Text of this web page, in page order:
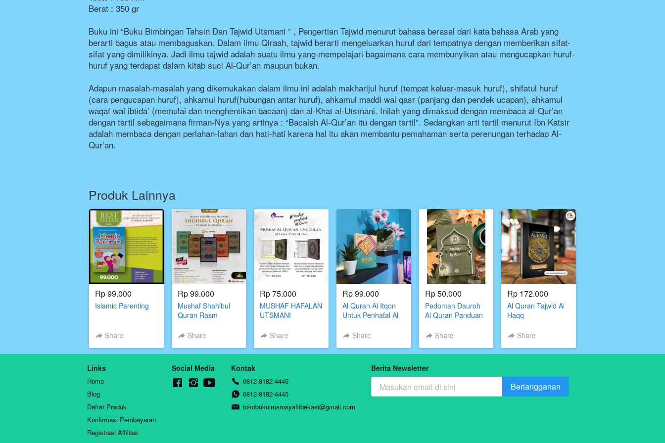
Berat : 350 gr
Buku ini “Buku Bimbingan Tahsin Dan Tajwid Utsmani ” , Pengertian Tajwid menurut bahasa berasal dari kata bahasa Arab yang
berarti bagus atau membaguskan. Dalam ilmu Qiraah, tajwid berarti mengeluarkan huruf dari tempatnya dengan memberikan sifat-
sifat yang dimilikinya. Jadi ilmu tajwid adalah suatu ilmu yang mempelajari bagaimana cara membunyikan atau mengucapkan huruf-
huruf yang terdapat dalam kitab suci Al-Qur’an maupun bukan.
Adapun masalah-masalah yang dikemukakan dalam ilmu ini adalah makharijul huruf (tempat keluar-masuk huruf), shifatul huruf
(cara pengucapan huruf), ahkamul huruf(hubungan antar huruf), ahkamul maddi wal qasr (panjang dan pendek ucapan), ahkamul
waqaf wal ibtida’ (memulai dan menghentikan bacaan) dan al-Khat al-Utsmani. Inilah yang dimaksud dengan membaca al-Qur’an
dengan tartil sebagaimana firman-Nya yang artinya : “Bacalah Al-Qur’an itu dengan tartil”. Sedangkan arti tartil menurut Ibn Katsir
adalah membaca dengan perlahan-lahan dan hati-hati karena hal itu akan membantu pemahaman serta perenungan terhadap Al-
Qur’an.
Produk Lainnya
Rp 99.000
Islamic Parenting
Share
Rp 99.000
Mushaf Shahibul
Quran Rasm
Share
Rp 75.000
MUSHAF HAFALAN
UTSMANI
Share
Rp 99.000
Al Quran Al Itqon
Untuk Penhafal Al
Share
Rp 50.000
Pedoman Dauroh
Al Quran Panduan
Share
Rp 172.000
Al Quran Tajwid Al
Haqq
Share
Links
Home
Blog
Daftar Produk
Konfirmasi Pembayaran
Registrasi Affiliasi
Social Media Kontak
0812-8182-4445
0812-8182-4445
tokobukuimamsyafiibekasi@gmail.com
Berita Newsletter
`Berlangganan